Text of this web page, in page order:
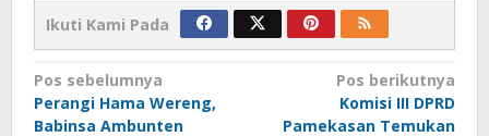
Ikuti Kami Pada
Navigasi
pos
Pos sebelumnya
Perangi Hama Wereng,
Babinsa Ambunten
Pos berikutnya
Komisi III DPRD
Pamekasan Temukan